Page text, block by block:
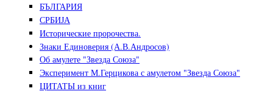
БЪЛГАРИЯ
СРБИЈА
Исторические пророчества.
Знаки Единоверия (А.В.Андросов)
Об амулете "Звезда Союза"
Эксперимент М.Герцикова с амулетом "Звезда Союза"
ЦИТАТЫ из книг